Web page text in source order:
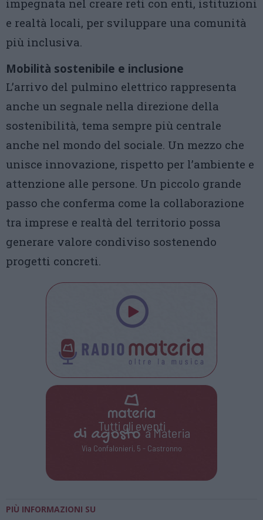
impegnata nel creare reti con enti, istituzioni
e realtà locali, per sviluppare una comunità
più inclusiva.
Mobilità sostenibile e inclusione
L’arrivo del pulmino elettrico rappresenta
anche un segnale nella direzione della
sostenibilità, tema sempre più centrale
anche nel mondo del sociale. Un mezzo che
unisce innovazione, rispetto per l’ambiente e
attenzione alle persone. Un piccolo grande
passo che conferma come la collaborazione
tra imprese e realtà del territorio possa
generare valore condiviso sostenendo
progetti concreti.
Tutti gli eventi
di agostoa Materia
Via Confalonieri, 5 - Castronno
PIÙ INFORMAZIONI SU